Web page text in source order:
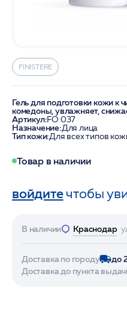
FINISTERE
Гель для подготовки кожи к
комедоны, увлажняет,
Артикул:FO 037
Назначение:Для лица
Тип кожи:Для всех типов
Товар в наличии
войдитечтобы
В наличии Краснодар
Доставка по городу
до
Доставка до пункта